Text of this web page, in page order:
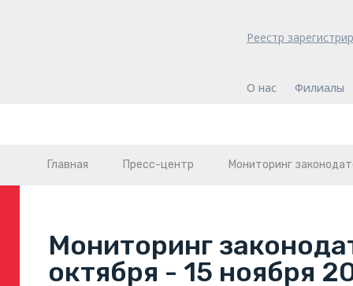
Реестр
О нас Филиалы
Главная Пресс-центр Мониторинг
Мониторинг
октября - 15 ноября